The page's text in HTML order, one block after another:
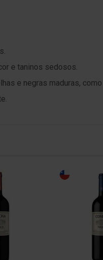
e taninos sedosos.
e negras maduras,